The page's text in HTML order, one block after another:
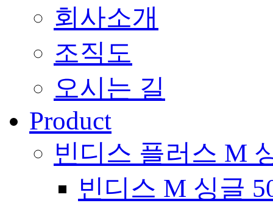
회사소개
조직도
오시는 길
Product
빈디스 플러스 M
빈디스 M 싱글